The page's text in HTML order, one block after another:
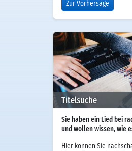
Zur Vorhersage
Titelsuche
Sie haben ein Lied bei
und wollen wissen, wie
Hier können Sie